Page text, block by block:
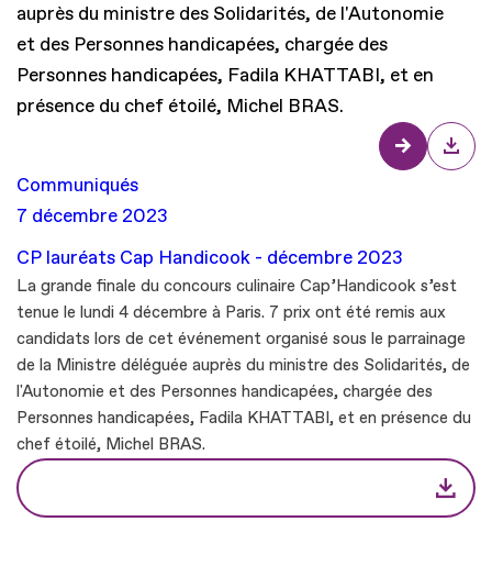
auprès du ministre des Solidarités, de l'Autonomie
et des Personnes handicapées, chargée des
Personnes handicapées, Fadila KHATTABI, et en
présence du chef étoilé, Michel BRAS.
Communiqués
7 décembre 2023
CP lauréats Cap Handicook - décembre 2023
La grande finale du concours culinaire Cap’Handicook s’est
tenue le lundi 4 décembre à Paris. 7 prix ont été remis aux
candidats lors de cet événement organisé sous le parrainage
de la Ministre déléguée auprès du ministre des Solidarités, de
l'Autonomie et des Personnes handicapées, chargée des
Personnes handicapées, Fadila KHATTABI, et en présence du
chef étoilé, Michel BRAS.